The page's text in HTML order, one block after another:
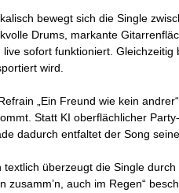
bewegt sich die Single
Drums, markante
live sofort funktioniert.
wird.
„Ein Freund wie kein
Statt KI oberflächlicher
dadurch entfaltet der Song
textlich überzeugt die Single
zusamm’n, auch im Regen“